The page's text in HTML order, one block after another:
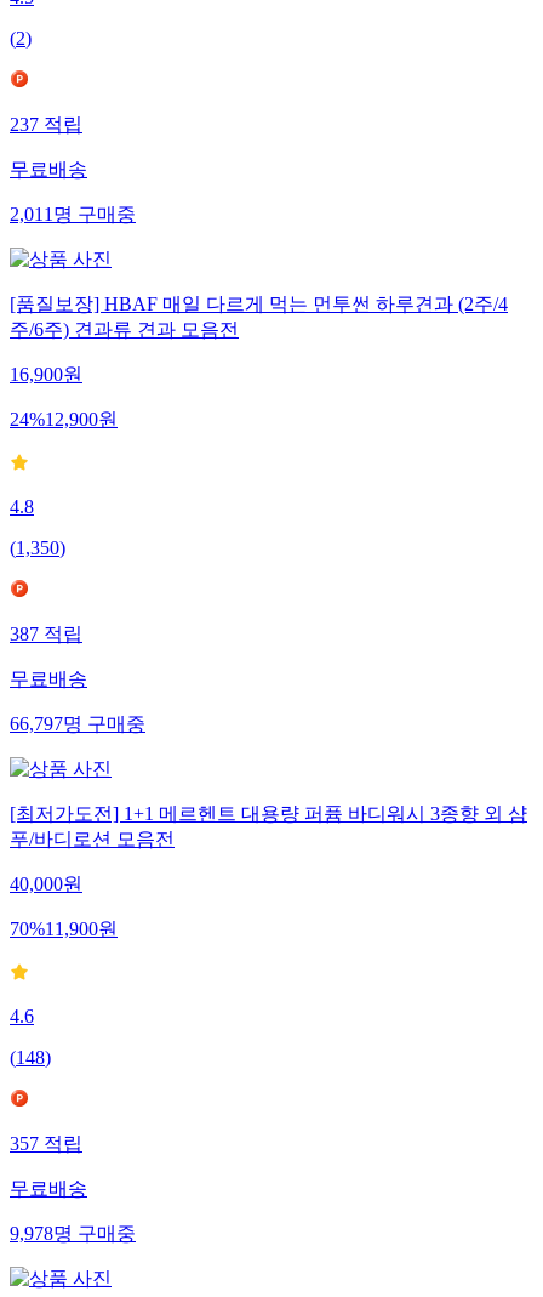
4.5
(2)
237적립
무료배송
2,011명구매중
[품질보장] HBAF 매일 다르게 먹는 먼투썬 하루견과 (2주/4
주/6주) 견과류 견과 모음전
16,900원
24%12,900원
4.8
(1,350)
387적립
무료배송
66,797명구매중
[최저가도전] 1+1 메르헨트 대용량 퍼퓸 바디워시 3종향 외 샴
푸/바디로션 모음전
40,000원
70%11,900원
4.6
(148)
357적립
무료배송
9,978명구매중